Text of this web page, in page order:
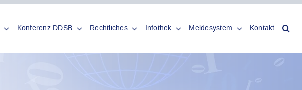
Konferenz DDSB Rechtliches Infothek Meldesystem Kontakt